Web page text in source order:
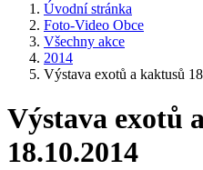
Úvodní stránka
Foto-Video Obce
Všechny akce
2014
Výstava exotů a kaktusů
Výstava exotů
18.10.2014